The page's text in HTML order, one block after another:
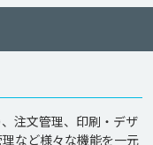
注文管理、印刷・デザ
など様々な機能を一元